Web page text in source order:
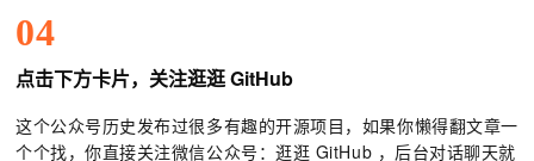
04
点击下方卡片，关注逛逛 GitHub
这个公众号历史发布过很多有趣的开源项目，如果你懒得翻文章一
个个找，你直接关注微信公众号：逛逛 GitHub ，后台对话聊天就